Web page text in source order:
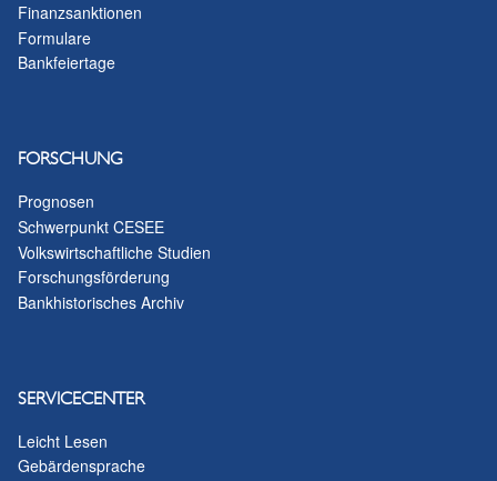
Finanzsanktionen
Formulare
Bankfeiertage
FORSCHUNG
Prognosen
Schwerpunkt CESEE
Volkswirtschaftliche Studien
Forschungsförderung
Bankhistorisches Archiv
SERVICECENTER
Leicht Lesen
Gebärdensprache